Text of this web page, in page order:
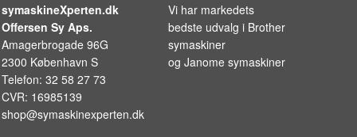
symaskineXperten.dk
Offersen Sy Aps.
Amagerbrogade 96G
2300 København S
Telefon: 32 58 27 73
CVR: 16985139
shop@symaskinexperten.dk
Vi har markedets
bedste udvalg i Brother
symaskiner
og Janome symaskiner